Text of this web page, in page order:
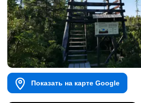
Показать на карте Google